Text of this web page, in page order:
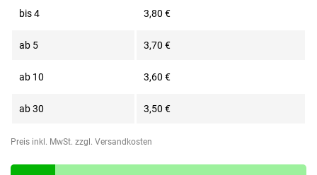
bis4 3,80 €
ab 5 3,70 €
ab 10 3,60 €
ab30 3,50 €
Preis inkl. MwSt. zzgl. Versandkosten